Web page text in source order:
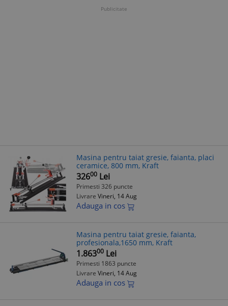
Publicitate
Masina pentru taiat gresie, faianta, placi
ceramice, 800 mm, Kraft
32600 Lei
Primesti 326 puncte
Livrare Vineri, 14 Aug
Adauga in cos
Masina pentru taiat gresie, faianta,
profesionala,1650 mm, Kraft
1.86300 Lei
Primesti 1863 puncte
Livrare Vineri, 14 Aug
Adauga in cos